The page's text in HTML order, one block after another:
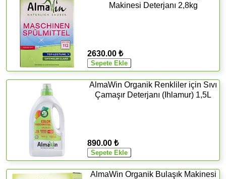
Makinesi Deterjanı 2,8kg
2630.00 ₺
AlmaWin Organik Renkliler için Sıvı
Çamaşır Deterjanı (Ihlamur) 1,5L
890.00 ₺
AlmaWin Organik Bulaşık Makinesi